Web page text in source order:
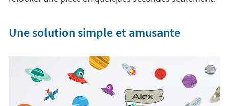
Une solution simple et amusante